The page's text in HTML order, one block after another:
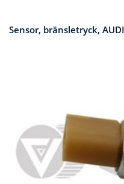
Sensor, bränsletryck,